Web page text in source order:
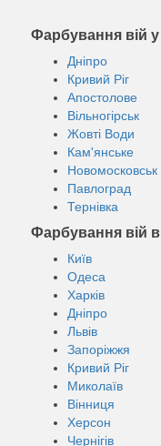
Фарбування вій у
Дніпро
Кривий Ріг
Апостолове
Вільногірськ
Жовті Води
Кам'янське
Новомосковськ
Павлоград
Тернівка
Фарбування вій в
Київ
Одеса
Харків
Дніпро
Львів
Запоріжжя
Кривий Ріг
Миколаїв
Вінниця
Херсон
Чернігів